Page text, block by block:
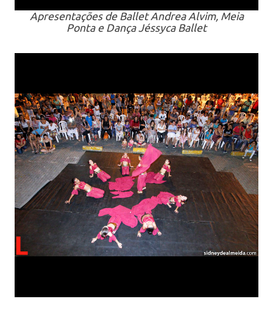
Apresentações de Ballet Andrea Alvim, Meia
Ponta e Dança Jéssyca Ballet